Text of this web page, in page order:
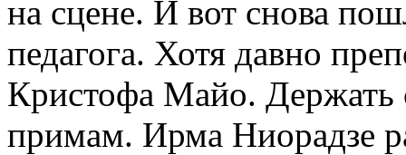
на сцене. И вот снова
педагога. Хотя давно
Кристофа Майо. Держать
примам. Ирма Ниорадзе